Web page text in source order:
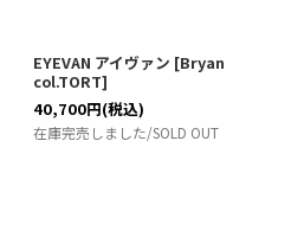
EYEVAN アイヴァン [Bryan
col.TORT]
40,700円(税込)
在庫完売しました/SOLD OUT